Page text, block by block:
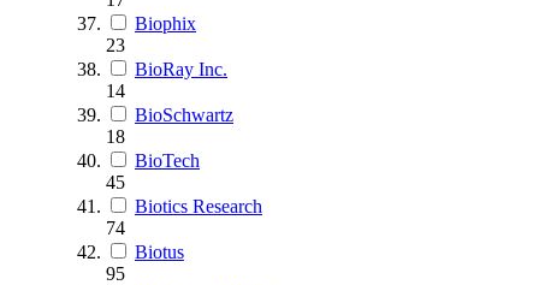
Biophix
23
BioRay Inc.
14
BioSchwartz
18
BioTech
45
Biotics Research
74
Biotus
95